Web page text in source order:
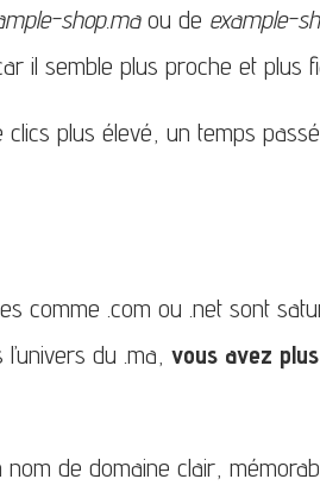
shop.maou de example-
il semble plus proche et plus
plus élevé, un temps
comme .com ou .net sont
du .ma, vous avez
de domaine clair,